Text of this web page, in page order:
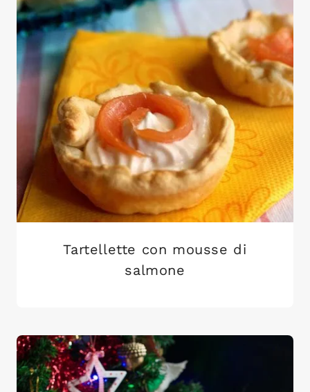
Tartellette con mousse di
salmone